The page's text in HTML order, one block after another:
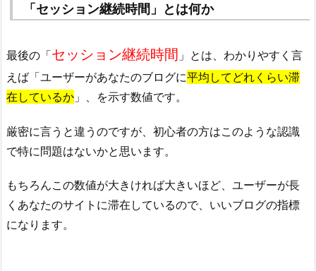
「セッション継続時間」とは何か
最後の「セッション継続時間 」とは、わかりやすく言
えば「ユーザーがあなたのブログに平均してどれくらい滞
在しているか 」、を示す数値です。
厳密に言うと違うのですが、初心者の方はこのような認識
で特に問題はないかと思います。
もちろんこの数値が大きければ大きいほど、ユーザーが長
くあなたのサイトに滞在しているので、いいブログの指標
になります。